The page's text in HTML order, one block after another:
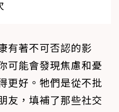
有著不可否認的影
可能會發現焦慮和憂
更好。牠們是從不批
友，填補了那些社交